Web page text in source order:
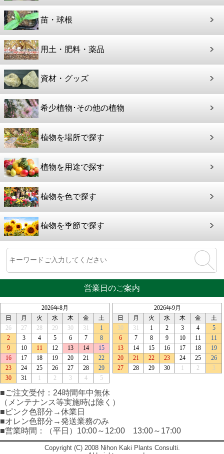
苗・球根
用土・肥料・薬品
資材・グッズ
希少植物･その他の植物
植物を場所で探す
植物を用途で探す
植物を色で探す
植物を季節で探す
営業日のご案内
■ご注文受付：24時間年中無休
（メンテナンス等実施時は除く）
■ピンク色部分→休業日
■オレン色部分→発送業務のみ
■営業時間：（平日）10:00～12:00 13:00～17:00
Copyright (C) 2008 Nihon Kaki Plants Consulti.